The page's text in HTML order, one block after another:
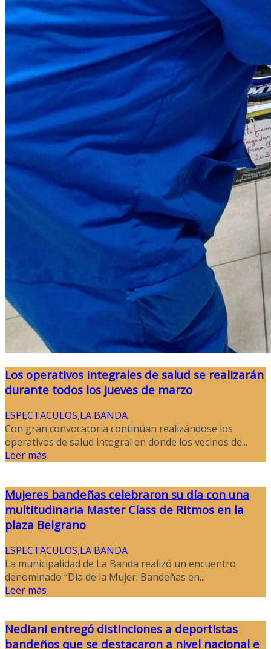
Los operativos integrales de salud se realizarán
durante todos los jueves de marzo
ESPECTACULOS,LA BANDA
Con gran convocatoria continúan realizándose los
operativos de salud integral en donde los vecinos de...
Leer más
Mujeres bandeñas celebraron su día con una
multitudinaria Master Class de Ritmos en la
plaza Belgrano
ESPECTACULOS,LA BANDA
La municipalidad de La Banda realizó un encuentro
denominado “Día de la Mujer: Bandeñas en...
Leer más
Nediani entregó distinciones a deportistas
bandeños que se destacaron a nivel nacional e